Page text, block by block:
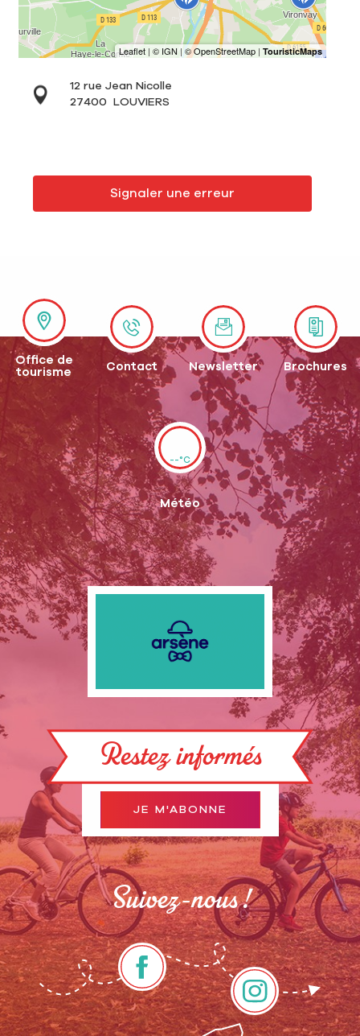
12 rue Jean Nicolle
27400
LOUVIERS
Signaler une erreur
Office de
tourisme
Contact Newsletter Brochures
--°C
Météo
Restez informés
JE M'ABONNE
Suivez-nous !